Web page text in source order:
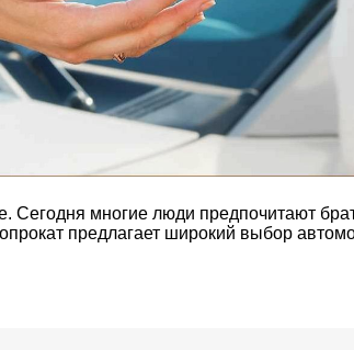
многие люди предпочитают
предлагает широкий выбор